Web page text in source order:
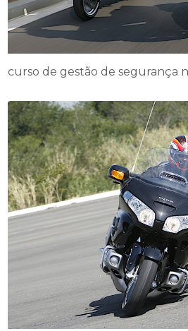
curso de gestão de segurança